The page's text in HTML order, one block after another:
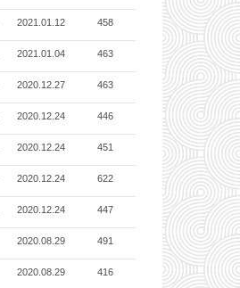
2021.01.12 458
2021.01.04 463
2020.12.27 463
2020.12.24 446
2020.12.24 451
2020.12.24 622
2020.12.24 447
2020.08.29 491
2020.08.29 416